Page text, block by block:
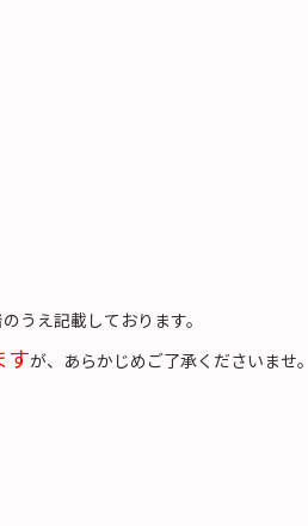
うえ記載しております。
すが、あらかじめご了承くださいませ。